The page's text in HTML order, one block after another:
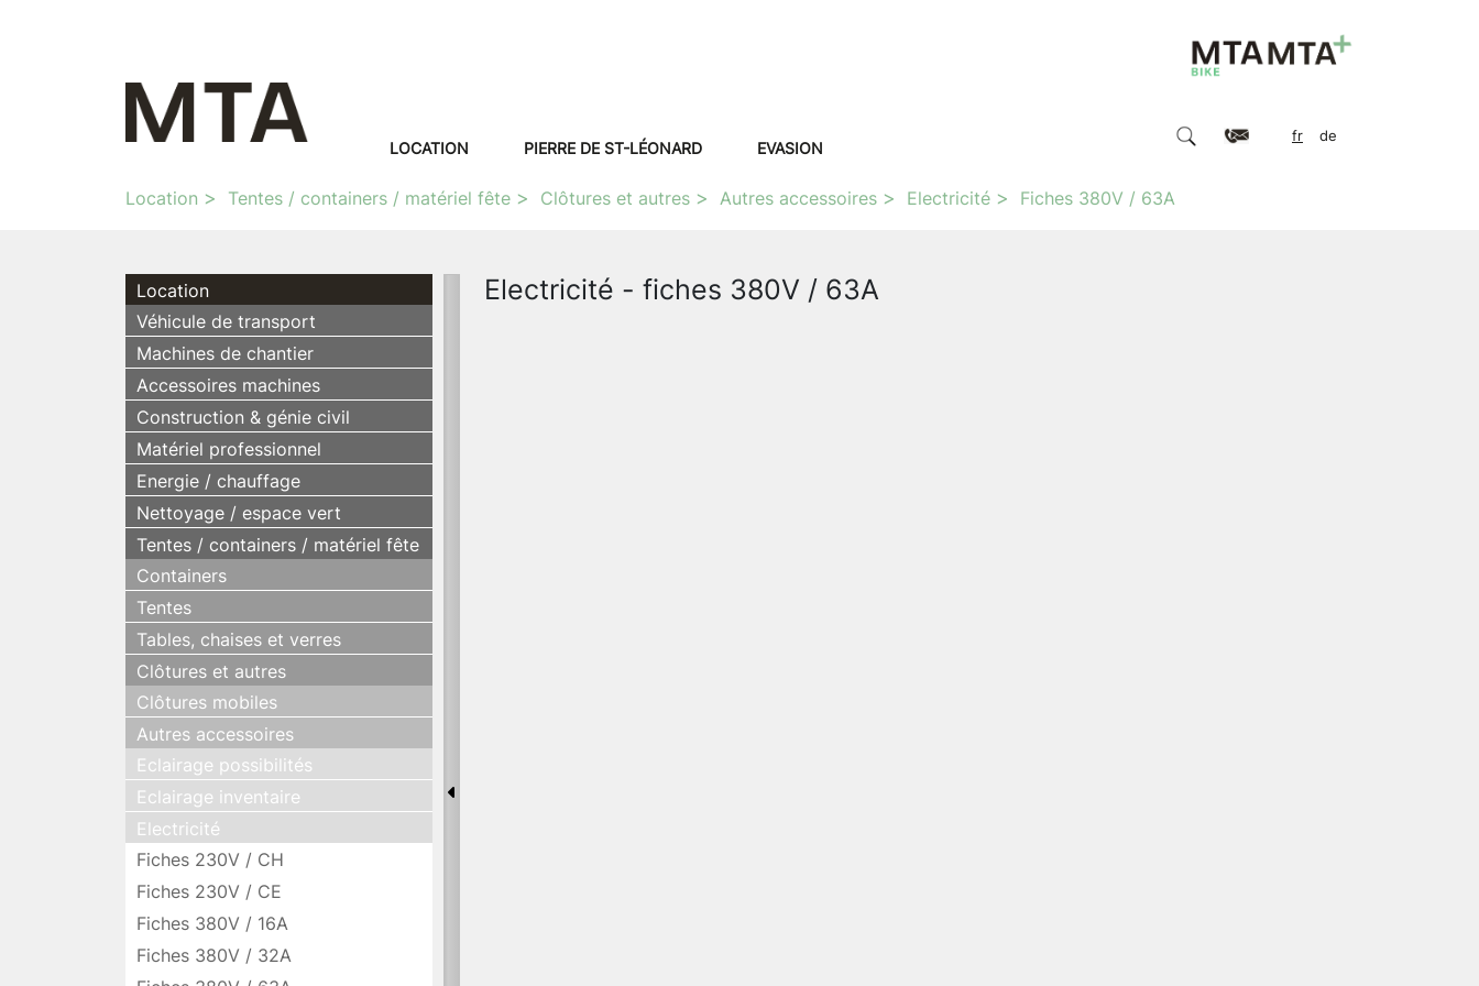
LOCATION PIERRE DE ST-LÉONARD EVASION
fr de
Location Tentes / containers / matériel fête Clôtures et autres Autres accessoires Electricité Fiches 380V / 63A
Location
Véhicule de transport
Machines de chantier
Accessoires machines
Construction & génie civil
Matériel professionnel
Energie / chauffage
Nettoyage / espace vert
Tentes / containers / matériel fête
Containers
Tentes
Tables, chaises et verres
Clôtures et autres
Clôtures mobiles
Autres accessoires
Eclairage possibilités
Eclairage inventaire
Electricité
Fiches 230V / CH
Fiches 230V / CE
Fiches 380V / 16A
Fiches 380V / 32A
Electricité - fiches 380V / 63A